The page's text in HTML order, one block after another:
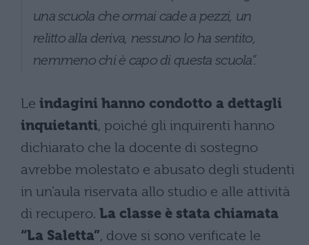
una scuola che ormai cade a pezzi, un
relitto alla deriva, nessuno lo ha sentito,
nemmeno chi è capo di questa scuola”.
Le indagini hanno condotto a dettagli
inquietanti, poiché gli inquirenti hanno
dichiarato che la docente di sostegno
avrebbe molestato e abusato degli studenti
in un’aula riservata allo studio e alle attività
di recupero. La classe è stata chiamata
“La Saletta”, dove si sono verificate le